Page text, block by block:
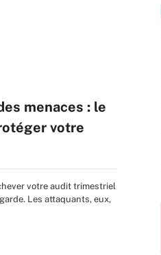
menaces : le
votre
votre audit trimestriel
Les attaquants, eux,